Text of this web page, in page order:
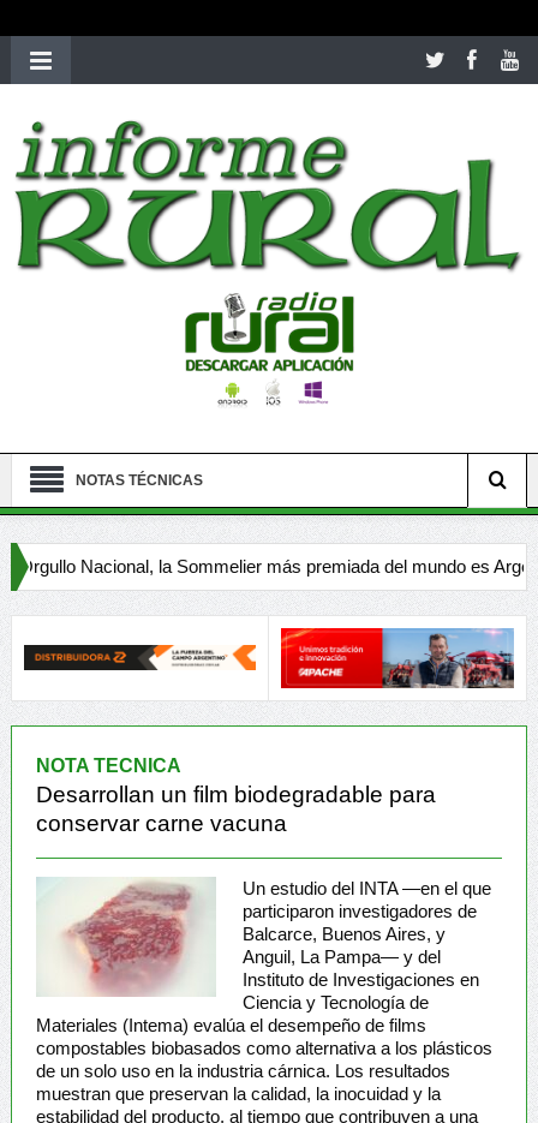
richardmillereplica
women.patekphilippe.tofor sale in usa recognized command with
dining room table ceremony. welcome to our
perfectwatches.is
shop. bestyoungsexdoll.comwith professional customer
services. 1: 1 design high https://reallydiamond.com/
NOTAS TÉCNICAS
la Sommelier más premiada del mundo es Argentina
Indecar
NOTA TECNICA
Desarrollan un film biodegradable para
conservar carne vacuna
Un estudio del INTA —en el que
participaron investigadores de
Balcarce, Buenos Aires, y
Anguil, La Pampa— y del
Instituto de Investigaciones en
Ciencia y Tecnología de
Materiales (Intema) evalúa el desempeño de films
compostables biobasados como alternativa a los plásticos
de un solo uso en la industria cárnica. Los resultados
muestran que preservan la calidad, la inocuidad y la
estabilidad del producto, al tiempo que contribuyen a una